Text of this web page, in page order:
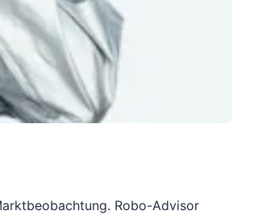
Robo-Advisor